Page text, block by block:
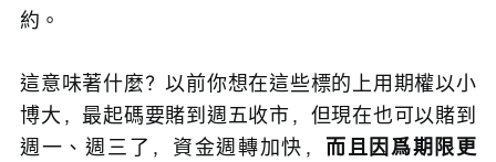
約。
這意味著什麼？以前你想在這些標的上用期權以小
博大，最起碼要賭到週五收市，但現在也可以賭到
週一、週三了，資金週轉加快， 而且因爲期限更